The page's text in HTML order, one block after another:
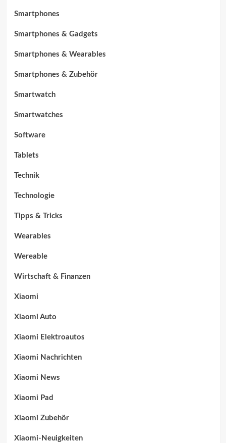
Smartphones
Smartphones & Gadgets
Smartphones & Wearables
Smartphones & Zubehör
Smartwatch
Smartwatches
Software
Tablets
Technik
Technologie
Tipps & Tricks
Wearables
Wereable
Wirtschaft & Finanzen
Xiaomi
Xiaomi Auto
Xiaomi Elektroautos
Xiaomi Nachrichten
Xiaomi News
Xiaomi Pad
Xiaomi Zubehör
Xiaomi-Neuigkeiten